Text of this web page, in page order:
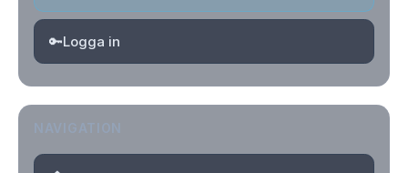
🔑Logga in